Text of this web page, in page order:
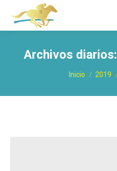
Archivos diarios:
Estás aquí:
Inicio 2019